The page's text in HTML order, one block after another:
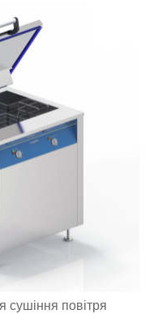
сушіння повітря